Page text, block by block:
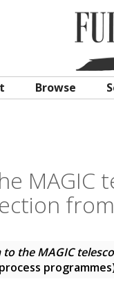
Browse
MAGIC
the MAGIC